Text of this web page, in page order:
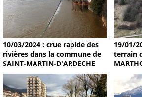
10/03/2024 : crue rapide des
rivières dans la commune de
SAINT-MARTIN-D'ARDECHE
19/01/
terrain